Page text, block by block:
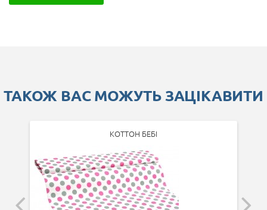
ТАКОЖ ВАС МОЖУТЬ ЗАЦІКАВИТИ
КОТТОН БЕБІ